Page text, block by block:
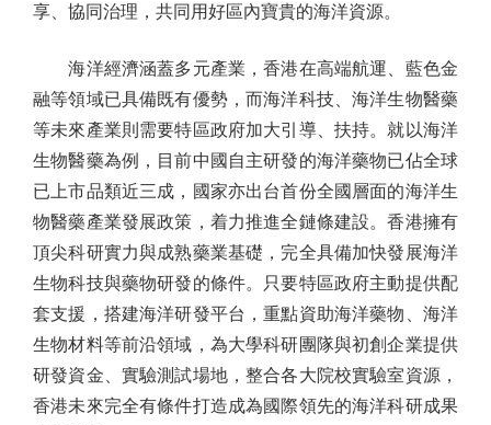
享、協同治理，共同用好區內寶貴的海洋資源。
海洋經濟涵蓋多元產業，香港在高端航運、藍色金
融等領域已具備既有優勢，而海洋科技、海洋生物醫藥
等未來產業則需要特區政府加大引導、扶持。就以海洋
生物醫藥為例，目前中國自主研發的海洋藥物已佔全球
已上市品類近三成，國家亦出台首份全國層面的海洋生
物醫藥產業發展政策，着力推進全鏈條建設。香港擁有
頂尖科研實力與成熟藥業基礎，完全具備加快發展海洋
生物科技與藥物研發的條件。只要特區政府主動提供配
套支援，搭建海洋研發平台，重點資助海洋藥物、海洋
生物材料等前沿領域，為大學科研團隊與初創企業提供
研發資金、實驗測試場地，整合各大院校實驗室資源，
香港未來完全有條件打造成為國際領先的海洋科研成果